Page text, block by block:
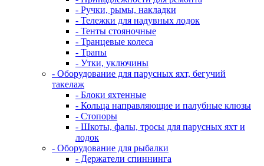
- Ручки, рымы, накладки
- Тележки для надувных лодок
- Тенты стояночные
- Транцевые колеса
- Трапы
- Утки, уключины
- Оборудование для парусных яхт, бегучий
такелаж
- Блоки яхтенные
- Кольца направляющие и палубные клюзы
- Стопоры
- Шкоты, фалы, тросы для парусных яхт и
лодок
- Оборудование для рыбалки
- Держатели спиннинга